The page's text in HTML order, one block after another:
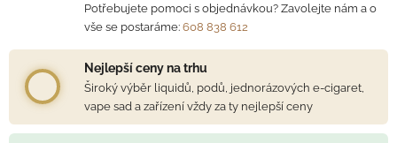
Potřebujete pomoci s objednávkou? Zavolejte nám a o
vše se postaráme: 608 838 612
Nejlepší ceny na trhu
Široký výběr liquidů, podů, jednorázových e-cigaret,
vape sad a zařízení vždy za ty nejlepší ceny